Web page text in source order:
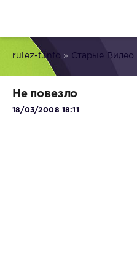
rulez-t.info » Старые Видео
Не повезло
18/03/2008 18:11